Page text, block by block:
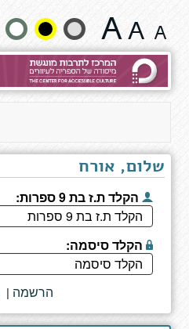
ואני
-
ופרשת
קורותינו
בעיר
שנה
גודל
טקסט
שלום, אורח
הקלד ת.ז בת 9 ספרות:
הקלד סיסמה:
| הרשמה